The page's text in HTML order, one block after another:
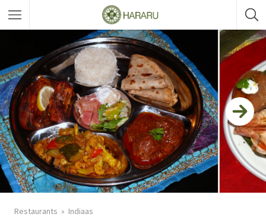
Restaurants Indiaas